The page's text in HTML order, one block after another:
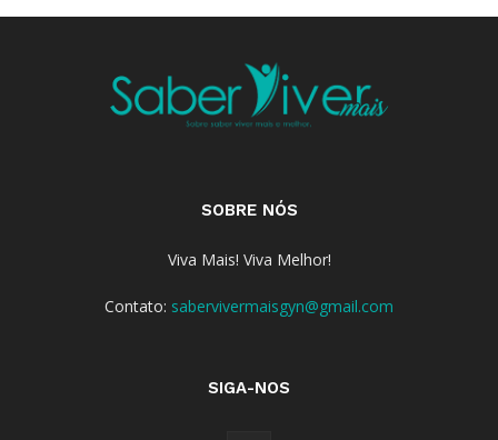
SOBRE NÓS
Viva Mais! Viva Melhor!
Contato: sabervivermaisgyn@gmail.com
SIGA-NOS